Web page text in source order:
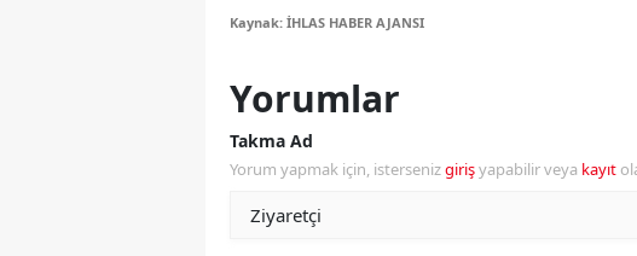
İstanbul
Kaynak: İHLAS HABER AJANSI
Yorumlar
Takma Ad
Yorum yapmak için, istersenizgirişyapabilir veya kayıt